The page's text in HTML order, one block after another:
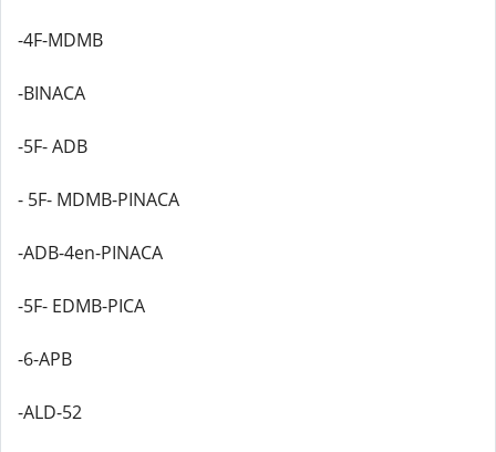
-4F-MDMB
-BINACA
-5F- ADB
- 5F- MDMB-PINACA
-ADB-4en-PINACA
-5F- EDMB-PICA
-6-APB
-ALD-52